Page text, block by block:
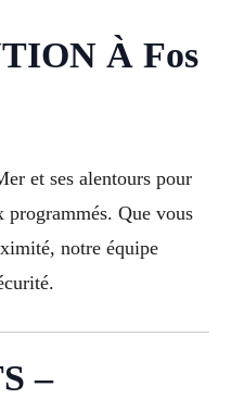
À Fos
et ses alentours pour
programmés. Que vous
notre équipe
–